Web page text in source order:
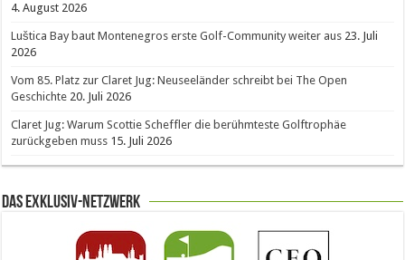
4. August 2026
Luštica Bay baut Montenegros erste Golf-Community weiter aus 23. Juli
2026
Vom 85. Platz zur Claret Jug: Neuseeländer schreibt bei The Open
Geschichte 20. Juli 2026
Claret Jug: Warum Scottie Scheffler die berühmteste Golftrophäe
zurückgeben muss 15. Juli 2026
Das Exklusiv-Netzwerk